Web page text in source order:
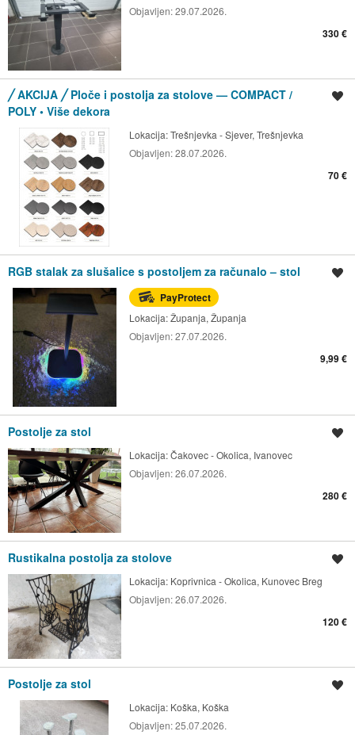
Objavljen:29.07.2026.
330 €
╱ AKCIJA ╱ Ploče i postolja za stolove — COMPACT /
POLY • Više dekora
Lokacija:Trešnjevka - Sjever, Trešnjevka
Objavljen:28.07.2026.
70 €
RGB stalak za slušalice s postoljem za računalo – stol
PayProtect
Lokacija:Županja, Županja
Objavljen:27.07.2026.
9,99 €
Postolje za stol
Lokacija:Čakovec - Okolica, Ivanovec
Objavljen:26.07.2026.
280 €
Rustikalna postolja za stolove
Lokacija: Koprivnica - Okolica, Kunovec Breg
Objavljen:26.07.2026.
120 €
Postolje za stol
Lokacija: Koška, Koška
Objavljen:25.07.2026.